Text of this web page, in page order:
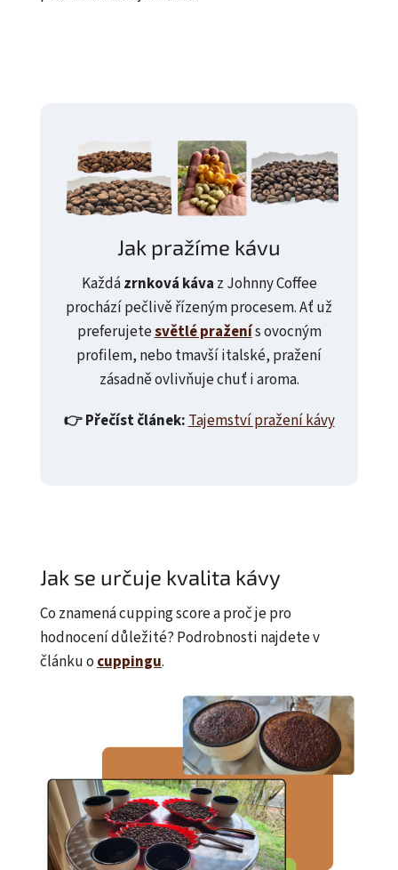
Jak pražíme kávu
Každázrnková káva z Johnny Coffee
prochází pečlivě řízeným procesem. Ať už
preferujetesvětlé praženís ovocným
profilem, nebo tmavší italské, pražení
zásadně ovlivňuje chuť i aroma.
👉 Přečíst článek: Tajemství pražení kávy
Jak se určuje kvalita kávy
Co znamená cupping score a proč je pro
hodnocení důležité? Podrobnosti najdete v
článku o cuppingu.